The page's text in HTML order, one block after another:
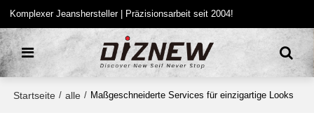
Komplexer Jeanshersteller | Präzisionsarbeit seit 2004!
Startseite / alle / Maßgeschneiderte Services für einzigartige Looks